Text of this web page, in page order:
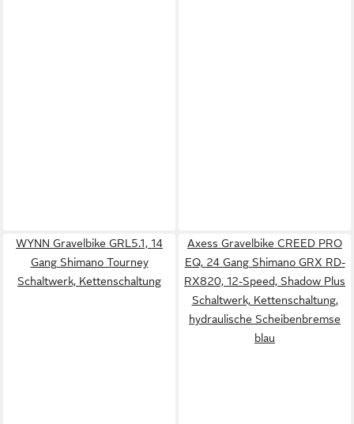
WYNN Gravelbike GRL5.1, 14
Gang Shimano Tourney
Schaltwerk, Kettenschaltung
Axess Gravelbike CREED PRO
EQ, 24 Gang Shimano GRX RD-
RX820, 12-Speed, Shadow Plus
Schaltwerk, Kettenschaltung,
hydraulische Scheibenbremse
blau